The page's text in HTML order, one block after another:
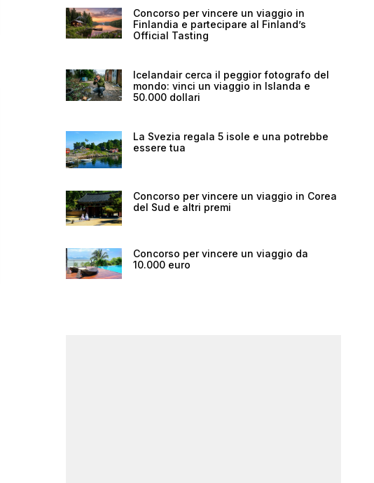
Concorso per vincere un viaggio in
Finlandia e partecipare al Finland’s
Official Tasting
Icelandair cerca il peggior fotografo del
mondo: vinci un viaggio in Islanda e
50.000 dollari
La Svezia regala 5 isole e una potrebbe
essere tua
Concorso per vincere un viaggio in Corea
del Sud e altri premi
Concorso per vincere un viaggio da
10.000 euro